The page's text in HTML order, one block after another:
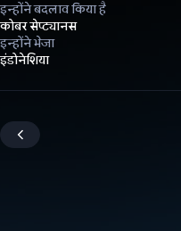
इन्होंने बदलाव किया है
कोबर सेप्ट्यानस
इन्होंने भेजा
इंडोनेशिया